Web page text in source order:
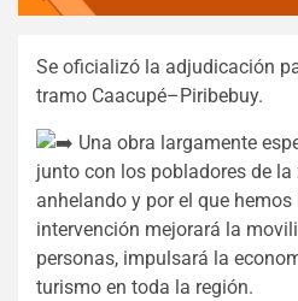
Se oficializó la adjudicación
tramo Caacupé–Piribebuy.
Una obra largamente
junto con los pobladores de
anhelando y por el que
intervención mejorará la
personas, impulsará la
turismo en toda la región.